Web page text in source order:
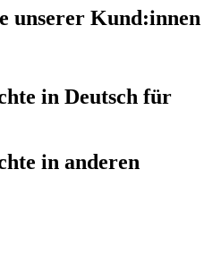
unserer Kund:innen
in Deutsch für
in anderen